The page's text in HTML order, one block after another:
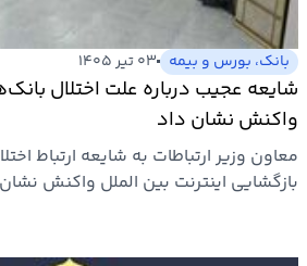
اقتصاد
جهان
بازار
و
تجارت
بانک، بورس و بیمه ۰۳ تیر ۱۴۰۵
شایعه عجیب درباره علت اختلال
واکنش نشان داد
معاون وزیر ارتباطات به شایعه ارتباط
بازگشایی اینترنت بین الملل واکنش